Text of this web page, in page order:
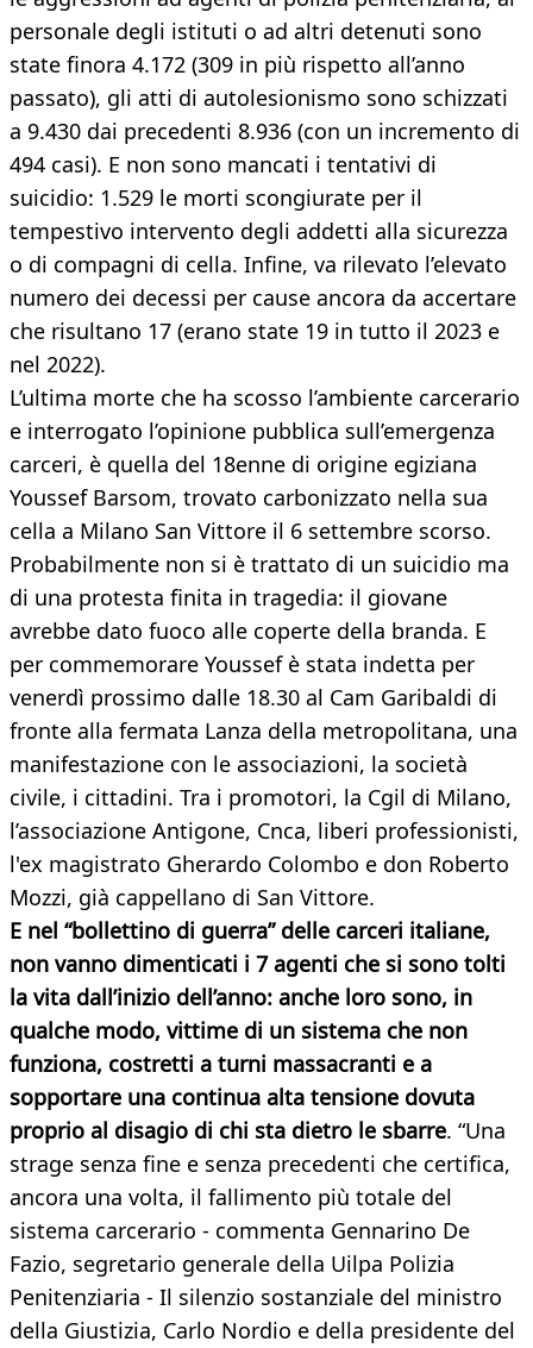
personale degli istituti o ad altri detenuti sono
state finora 4.172 (309 in più rispetto all’anno
passato), gli atti di autolesionismo sono schizzati
a 9.430 dai precedenti 8.936 (con un incremento di
494 casi). E non sono mancati i tentativi di
suicidio: 1.529 le morti scongiurate per il
tempestivo intervento degli addetti alla sicurezza
o di compagni di cella. Infine, va rilevato l’elevato
numero dei decessi per cause ancora da accertare
che risultano 17 (erano state 19 in tutto il 2023 e
nel 2022).
L’ultima morte che ha scosso l’ambiente carcerario
e interrogato l’opinione pubblica sull’emergenza
carceri, è quella del 18enne di origine egiziana
Youssef Barsom, trovato carbonizzato nella sua
cella a Milano San Vittore il 6 settembre scorso.
Probabilmente non si è trattato di un suicidio ma
di una protesta finita in tragedia: il giovane
avrebbe dato fuoco alle coperte della branda. E
per commemorare Youssef è stata indetta per
venerdì prossimo dalle 18.30 al Cam Garibaldi di
fronte alla fermata Lanza della metropolitana, una
manifestazione con le associazioni, la società
civile, i cittadini. Tra i promotori, la Cgil di Milano,
l’associazione Antigone, Cnca, liberi professionisti,
l'ex magistrato Gherardo Colombo e don Roberto
Mozzi, già cappellano di San Vittore.
E nel “bollettino di guerra” delle carceri italiane,
non vanno dimenticati i 7 agenti che si sono tolti
la vita dall’inizio dell’anno: anche loro sono, in
qualche modo, vittime di un sistema che non
funziona, costretti a turni massacranti e a
sopportare una continua alta tensione dovuta
proprio al disagio di chi sta dietro le sbarre. “Una
strage senza fine e senza precedenti che certifica,
ancora una volta, il fallimento più totale del
sistema carcerario - commenta Gennarino De
Fazio, segretario generale della Uilpa Polizia
Penitenziaria - Il silenzio sostanziale del ministro
della Giustizia, Carlo Nordio e della presidente del